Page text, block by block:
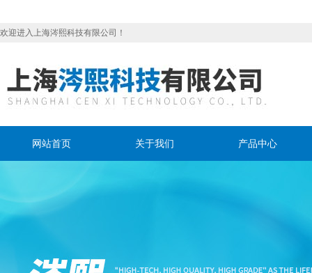
欢迎进入上海涔熙科技有限公司！
网站首页 关于我们 产品中心